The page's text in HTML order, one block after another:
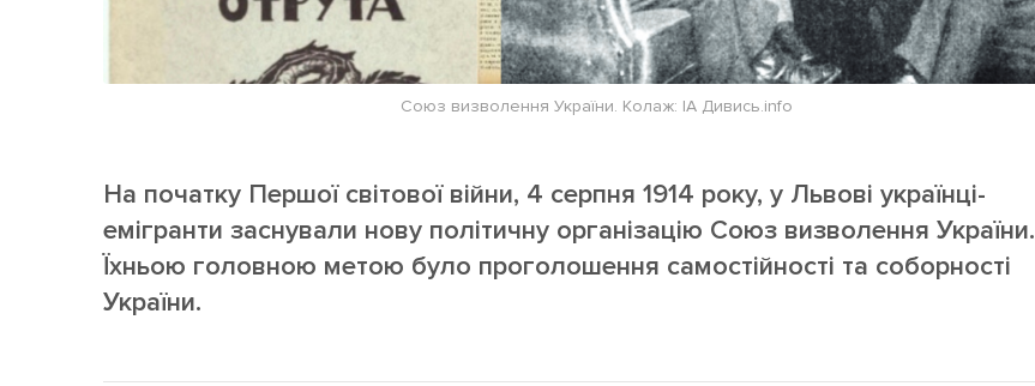
Союз визволення України. Колаж: ІА Дивись.info
На початку Першої світової війни, 4 серпня 1914 року, у Львові українці-
емігранти заснували нову політичну організацію Союз визволення України.
Їхньою головною метою було проголошення самостійності та соборності
України.